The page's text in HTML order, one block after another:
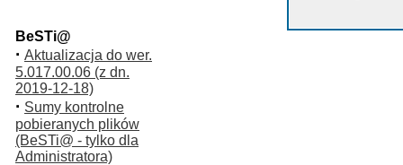
BeSTi@
· Aktualizacja do wer.
5.017.00.06 (z dn.
2019-12-18)
· Sumy kontrolne
pobieranych plików
(BeSTi@ - tylko dla
Administratora)